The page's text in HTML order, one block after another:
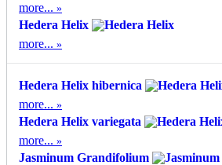
more...
Hedera Helix
more...
Hedera Helix hibernica
more...
Hedera Helix variegata
more...
Jasminum Grandifolium